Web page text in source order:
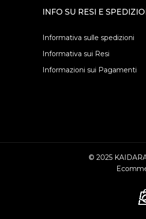
INFO SU RESI E
Informativa sulle spedizioni
Informativa sui Resi
Informazioni sui Pagamenti
© 2025